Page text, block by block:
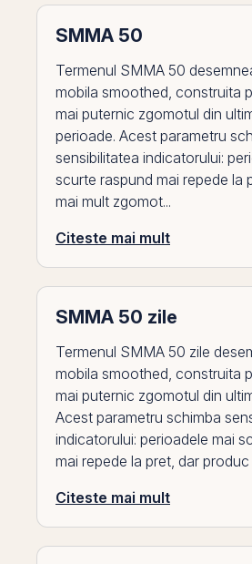
SMMA 50
Termenul SMMA 50
mobila smoothed, construita
mai puternic zgomotul din
perioade. Acest parametru
sensibilitatea indicatorului:
scurte raspund mai repede la
mai mult zgomot...
Citeste mai mult
SMMA 50 zile
Termenul SMMA 50 zile
mobila smoothed, construita
mai puternic zgomotul din
Acest parametru schimba
indicatorului: perioadele mai
mai repede la pret, dar produc
Citeste mai mult